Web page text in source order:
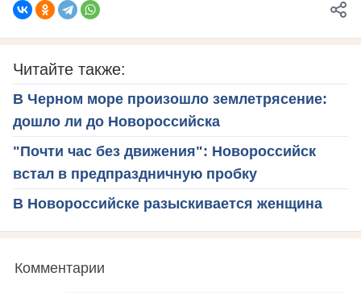
Читайте также:
В Черном море произошло землетрясение:
дошло ли до Новороссийска
"Почти час без движения": Новороссийск
встал в предпраздничную пробку
В Новороссийске разыскивается женщина
Комментарии